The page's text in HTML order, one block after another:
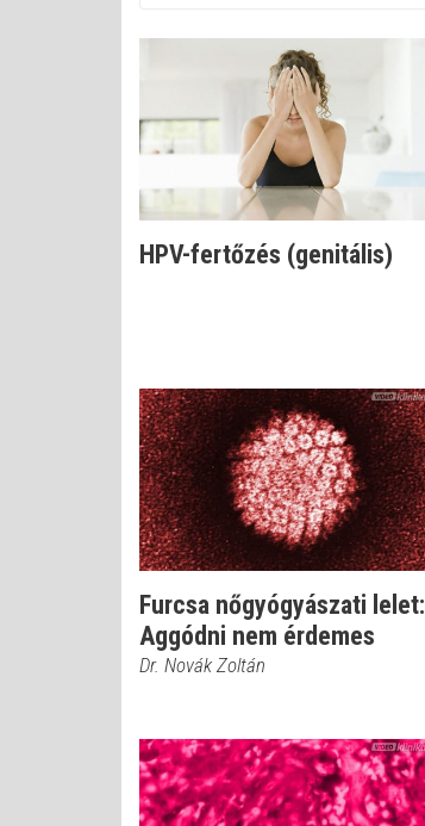
HPV-fertőzés (genitális)
Furcsa nőgyógyászati lelet:
Aggódni nem érdemes
Dr. Novák Zoltán